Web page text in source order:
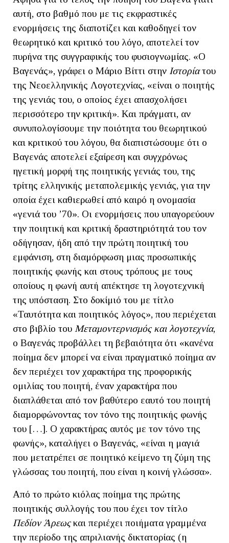
αυτή, στο βαθμό που με τις εκφραστικές
ενορμήσεις της διαποτίζει και καθοδηγεί τον
θεωρητικό και κριτικό του λόγο, αποτελεί τον
πυρήνα της συγγραφικής του φυσιογνωμίας. «Ο
Βαγενάς», γράφει ο Μάριο Βίττι στην Ιστορίατου
της Νεοελληνικής Λογοτεχνίας, «είναι ο ποιητής
της γενιάς του, ο οποίος έχει απασχολήσει
περισσότερο την κριτική». Και πράγματι, αν
συνυπολογίσουμε την ποιότητα του θεωρητικού
και κριτικού του λόγου, θα διαπιστώσουμε ότι ο
Βαγενάς αποτελεί εξαίρεση και συγχρόνως
ηγετική μορφή της ποιητικής γενιάς του, της
τρίτης ελληνικής μεταπολεμικής γενιάς, για την
οποία έχει καθιερωθεί από καιρό η ονομασία
«γενιά του ’70». Οι ενορμήσεις που υπαγορεύουν
την ποιητική και κριτική δραστηριότητά του τον
οδήγησαν, ήδη από την πρώτη ποιητική του
εμφάνιση, στη διαμόρφωση μιας προσωπικής
ποιητικής φωνής και στους τρόπους με τους
οποίους η φωνή αυτή απέκτησε τη λογοτεχνική
της υπόσταση. Στο δοκίμιό του με τίτλο
«Ταυτότητα και ποιητικός λόγος», που περιέχεται
στο βιβλίο του Μεταμοντερνισμός και λογοτεχνία,
ο Βαγενάς προβάλλει τη βεβαιότητα ότι «κανένα
ποίημα δεν μπορεί να είναι πραγματικό ποίημα αν
δεν περιέχει τον χαρακτήρα της προφορικής
ομιλίας του ποιητή, έναν χαρακτήρα που
διαπλάθεται από τον βαθύτερο εαυτό του ποιητή
διαμορφώνοντας τον τόνο της ποιητικής φωνής
του […]. Ο χαρακτήρας αυτός με τον τόνο της
φωνής», καταλήγει ο Βαγενάς, «είναι η μαγιά
που μετατρέπει σε ποιητικό κείμενο τη ζύμη της
γλώσσας του ποιητή, που είναι η κοινή γλώσσα».
Από το πρώτο κιόλας ποίημα της πρώτης
ποιητικής συλλογής του που έχει τον τίτλο
Πεδίον Άρεωςκαι περιέχει ποιήματα γραμμένα
την περίοδο της απριλιανής δικτατορίας (η